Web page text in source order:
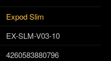
Expod Slim
EX-SLM-V03-10
4260583880796